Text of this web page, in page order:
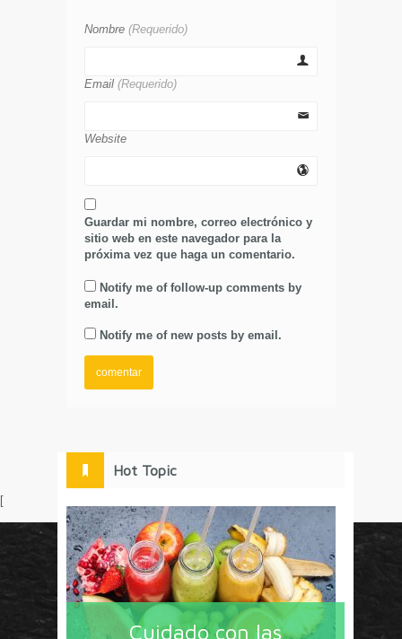
Nombre (Requerido)
Email (Requerido)
Website
Guardar mi nombre, correo electrónico y
sitio web en este navegador para la
próxima vez que haga un comentario.
Notify me of follow-up comments by
email.
Notify me of new posts by email.
Hot Topic
Cuidado con las
[
Circulo Marketing concentra lo último en estrategias,
herramientas y tendencias con un enfoque en México